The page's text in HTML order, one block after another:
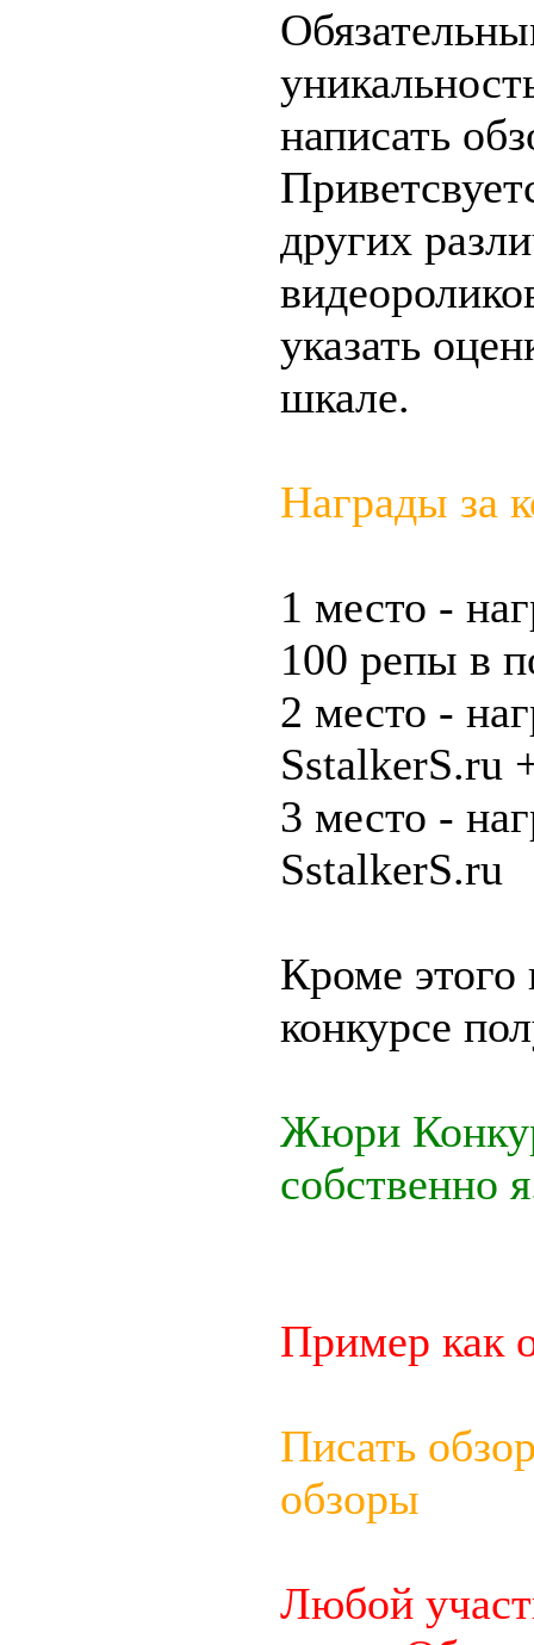
написать
других
указать
шкале.
Награды за
1 место -
100 репы в
2 место -
SstalkerS.ru
3 место -
SstalkerS.ru
Кроме этого
конкурсе
Жюри
собственно
Пример как
Писать
обзоры
Любой